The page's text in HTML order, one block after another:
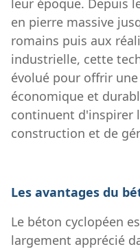
en pierre massive
romains puis aux
industrielle, cette
évolué pour offrir
économique et
continuent d'inspirer
construction et de
Les avantages du
Le béton cyclopéen
largement apprécié